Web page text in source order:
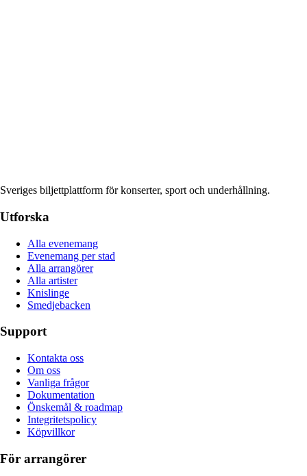
Sveriges biljettplattform för konserter, sport och underhållning.
Utforska
Alla evenemang
Evenemang per stad
Alla arrangörer
Alla artister
Knislinge
Smedjebacken
Support
Kontakta oss
Om oss
Vanliga frågor
Dokumentation
Önskemål & roadmap
Integritetspolicy
Köpvillkor
För arrangörer